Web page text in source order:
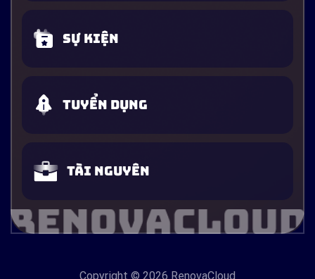
Sự kiện
Tuyển dụng
Tài nguyên
Copyright © 2026 RenovaCloud